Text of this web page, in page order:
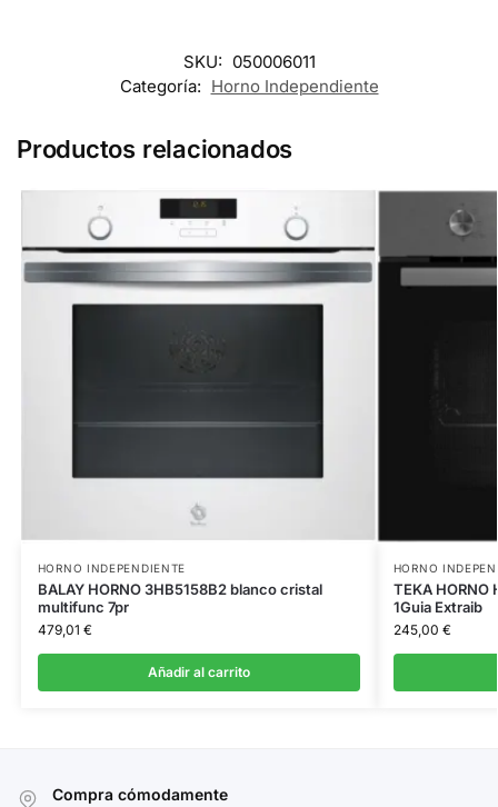
SKU: 050006011
Categoría: Horno Independiente
Productos relacionados
HORNO INDEPENDIENTE
BALAY HORNO 3HB5158B2 blanco cristal
multifunc 7pr
479,01 €
Añadir al carrito
HORNO
TEKA HORNO
1Guia Extraib
245,00 €
Compra cómodamente